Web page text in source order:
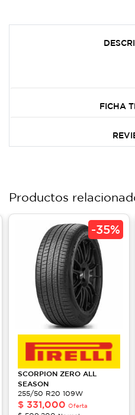
FICHA
Productos
-35%
SCORPION ZERO ALL
SEASON
255/50 R20 109W
$ 331,000 Oferta